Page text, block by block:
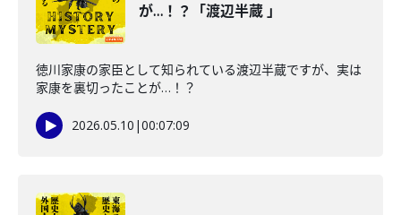
が…！？「渡辺半蔵 」
徳川家康の家臣として知られている渡辺半蔵ですが、実は
家康を裏切ったことが…！？
2026.05.10 |00:07:09